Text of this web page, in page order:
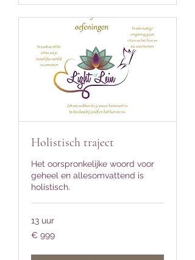
Holistisch traject
Het oorspronkelijke woord voor
geheel en allesomvattend is
holistisch.
13 uur
999
euro
€ 999